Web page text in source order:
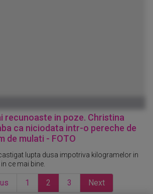
recunoaste in poze. Christina
ca niciodata intr-o pereche de
de mulati - FOTO
lupta dusa impotriva kilogramelor in
ce mai bine.
1 2 3 Next